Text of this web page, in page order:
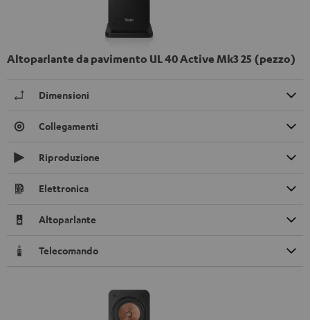
Altoparlante da pavimento UL 40 Active Mk3 25 (pezzo)
Dimensioni
Collegamenti
Riproduzione
Elettronica
Altoparlante
Telecomando